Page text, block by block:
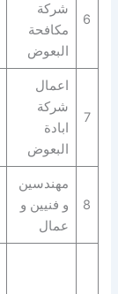
6
شركة
مكافحة
البعوض
7
اعمال
شركة
ابادة
البعوض
8
مهندسين
و فنيين و
عمال